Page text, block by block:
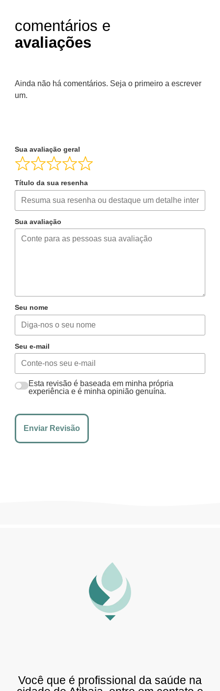
comentários e
avaliações
Ainda não há comentários. Seja o primeiro a escrever
um.
Sua avaliação geral
Título da sua resenha
Sua avaliação
Seu nome
Seu e-mail
Esta revisão é baseada em minha própria
experiência e é minha opinião genuína.
Enviar Revisão
Você que é profissional da saúde na